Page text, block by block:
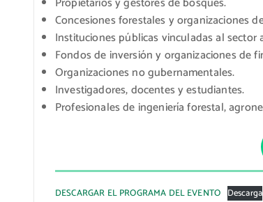
Concesiones forestales y organizaciones
Instituciones públicas vinculadas al sector
Fondos de inversión y organizaciones de
Organizaciones no gubernamentales.
Investigadores, docentes y estudiantes.
Profesionales de ingeniería forestal,
DESCARGAR EL PROGRAMA DEL EVENTO Descarga